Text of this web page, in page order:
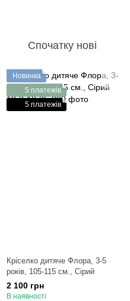
Спочатку нові
Новинка
5 платежів
5 платежів
Кріселко дитяче Флора, 3-5
років, 105-115 см., Сірий
2 100 грн
В наявності